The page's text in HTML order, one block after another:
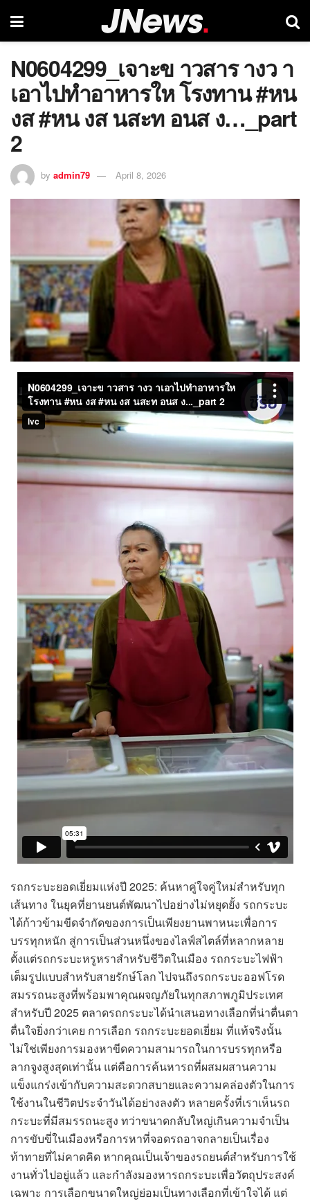
N0604299_เจาะข าวสาร างว า
เอาไปทำอาหารให โรงทาน #หน
งส #หน งส นสะท อนส ง…_part
2
by admin79 April 8, 2026
รถกระบะยอดเยี่ยมแห่งปี 2025: ค้นหาคู่ใจคู่ใหม่สำหรับทุก
เส้นทาง ในยุคที่ยานยนต์พัฒนาไปอย่างไม่หยุดยั้ง รถกระบะ
ได้ก้าวข้ามขีดจำกัดของการเป็นเพียงยานพาหนะเพื่อการ
บรรทุกหนัก สู่การเป็นส่วนหนึ่งของไลฟ์สไตล์ที่หลากหลาย
ตั้งแต่รถกระบะหรูหราสำหรับชีวิตในเมือง รถกระบะไฟฟ้า
เต็มรูปแบบสำหรับสายรักษ์โลก ไปจนถึงรถกระบะออฟโรด
สมรรถนะสูงที่พร้อมพาคุณผจญภัยในทุกสภาพภูมิประเทศ
สำหรับปี 2025 ตลาดรถกระบะได้นำเสนอทางเลือกที่น่าตื่นตา
ตื่นใจยิ่งกว่าเคย การเลือก รถกระบะยอดเยี่ยม ที่แท้จริงนั้น
ไม่ใช่เพียงการมองหาขีดความสามารถในการบรรทุกหรือ
ลากจูงสูงสุดเท่านั้น แต่คือการค้นหารถที่ผสมผสานความ
แข็งแกร่งเข้ากับความสะดวกสบายและความคล่องตัวในการ
ใช้งานในชีวิตประจำวันได้อย่างลงตัว หลายครั้งที่เราเห็นรถ
กระบะที่มีสมรรถนะสูง ทว่าขนาดกลับใหญ่เกินความจำเป็น
การขับขี่ในเมืองหรือการหาที่จอดรถอาจกลายเป็นเรื่อง
ท้าทายที่ไม่คาดคิด หากคุณเป็นเจ้าของรถยนต์สำหรับการใช้
งานทั่วไปอยู่แล้ว และกำลังมองหารถกระบะเพื่อวัตถุประสงค์
เฉพาะ การเลือกขนาดใหญ่ย่อมเป็นทางเลือกที่เข้าใจได้ แต่